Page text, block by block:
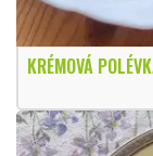
KRÉMOVÁ